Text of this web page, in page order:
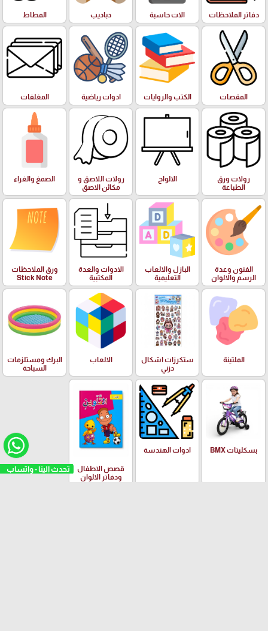
تحدث الينا - واتساب
دفاتر الملاحظات الات حاسبة دباديب المطاط
المقصات الكتب والروايات ادوات رياضية المغلفات
رولات ورق
الطباعة
الالواح
رولات اللاصق و
مكائن الاصق
الصمغ والغراء
الفنون وعدة
الرسم والالوان
البازل والالعاب
التعليمية
الادوات والعدة
المكتبية
ورق الملاحظات
Stick Note
الملتينة
ستكرزات اشكال
دزني
الالعاب
البرك ومستلزمات
السباحة
بسكليتات BMX ادوات الهندسة
قصص الاطفال
ودفاتر الالوان